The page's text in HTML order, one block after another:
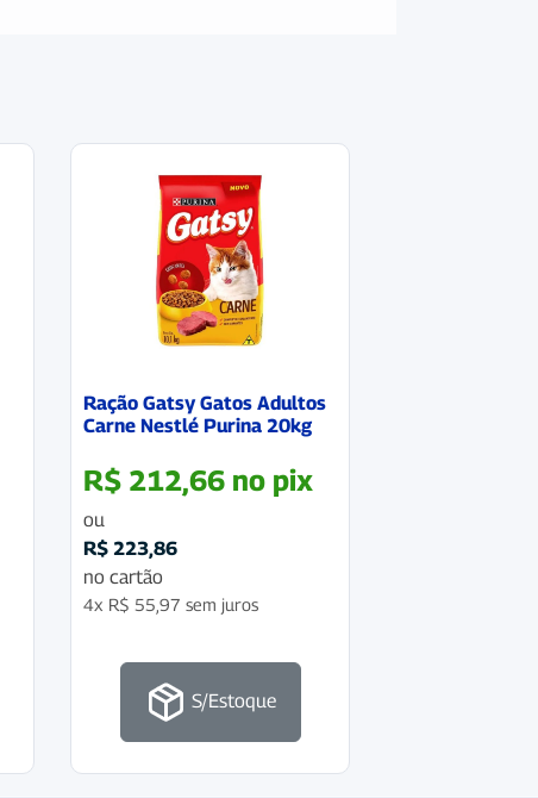
Ração Gatsy Gatos Adultos
Carne Nestlé Purina 20kg
R$ 212,66 no pix
ou
R$ 223,86
no cartão
4x R$ 55,97 sem juros
S/Estoque